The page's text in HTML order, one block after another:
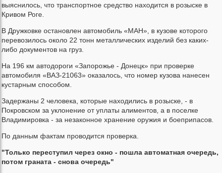
выяснилось, что транспортное средство находится в розыске в
Кривом Роге.
В Дружковке остановлен автомобиль «МАН», в кузове которого
перевозилось около 22 тонн металлических изделий без каких-
либо документов на груз.
На 196 км автодороги «Запорожье - Донецк» при проверке
автомобиля «ВАЗ-21063» оказалось, что номер кузова нанесен
кустарным способом.
Задержаны 2 человека, которые находились в розыске, - в
Покровском за уклонение от уплаты алиментов, а в поселке
Владимировка - за незаконное хранение оружия и боеприпасов.
По данным фактам проводится проверка.
"Только переступил через окно - пошла автоматная очередь,
потом граната - снова очередь"